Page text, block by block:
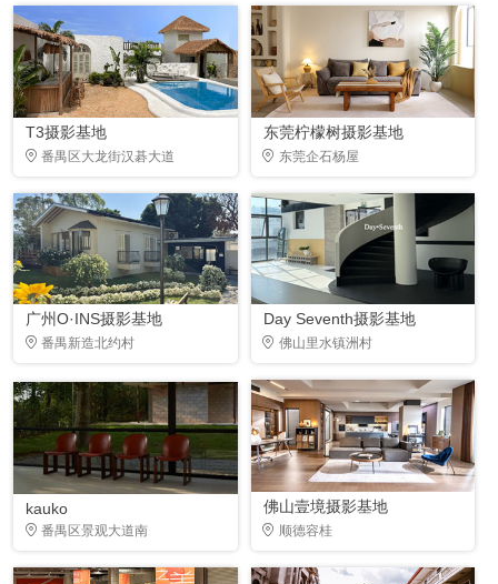
T3摄影基地
番禺区大龙街汉碁大道
东莞柠檬树摄影基地
东莞企石杨屋
广州O·INS摄影基地
番禺新造北约村
Day Seventh摄影基地
佛山里水镇洲村
kauko
番禺区景观大道南
佛山壹境摄影基地
顺德容桂